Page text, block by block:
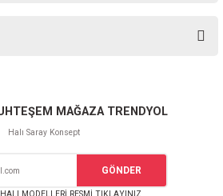
öneri formunu kullanarak tarafımıza
veya görüntülenemiyor.
bilgiler bulunuyor.
ilk yorumu siz yapın!
MAĞAZA TRENDYOL
Halı Saray Konsept
GÖNDER